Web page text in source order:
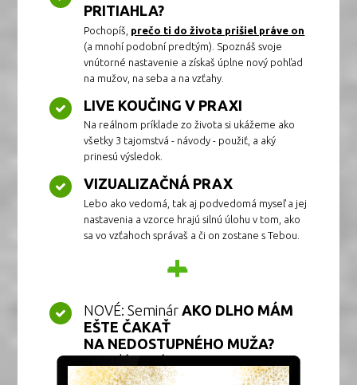
PRITIAHLA?
Pochopíš, prečo ti do života prišiel práve on
(a mnohí podobní predtým). Spoznáš svoje
vnútorné nastavenie a získaš úplne nový pohľad
na mužov, na seba a na vzťahy.
LIVE KOUČING V PRAXI
Na reálnom príklade zo života si ukážeme ako
všetky 3 tajomstvá - návody - použiť, a aký
prinesú výsledok.
VIZUALIZAČNÁ PRAX
Lebo ako vedomá, tak aj podvedomá myseľ a jej
nastavenia a vzorce hrajú silnú úlohu v tom, ako
sa vo vzťahoch správaš a či on zostane s Tebou.
+
NOVÉ: Seminár AKO DLHO MÁM
EŠTE ČAKAŤ
NA NEDOSTUPNÉHO MUŽA?
s trvalým prístupom